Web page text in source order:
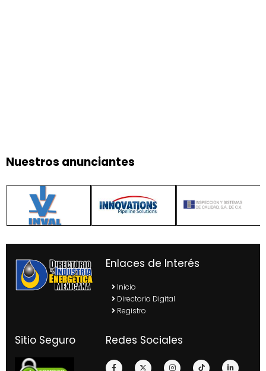
Nuestros anunciantes
Enlaces de Interés
Inicio
Directorio Digital
Registro
Sitio Seguro Redes Sociales